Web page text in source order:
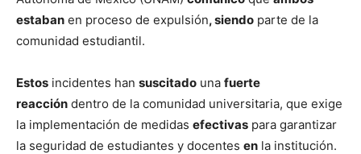
estaban en proceso de expulsión, siendo parte de la
comunidad estudiantil.
Estos incidentes han suscitado una fuerte
reacción dentro de la comunidad universitaria, que exige
la implementación de medidas efectivas para garantizar
la seguridad de estudiantes y docentes en la institución.